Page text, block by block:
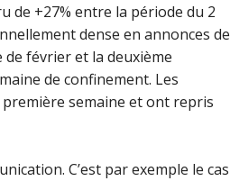
de +27% entre la période du 2
dense en annonces de
février et la deuxième
de confinement. Les
semaine et ont repris
C’est par exemple le cas